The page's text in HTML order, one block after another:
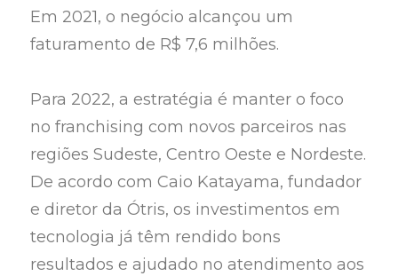
Em 2021, o negócio alcançou um
faturamento de R$ 7,6 milhões.
Para 2022, a estratégia é manter o foco
no franchising com novos parceiros nas
regiões Sudeste, Centro Oeste e Nordeste.
De acordo com Caio Katayama, fundador
e diretor da Ótris, os investimentos em
tecnologia já têm rendido bons
resultados e ajudado no atendimento aos